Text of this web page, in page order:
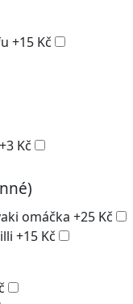
+15 Kč
+3 Kč
omáčka +25 Kč
+15 Kč